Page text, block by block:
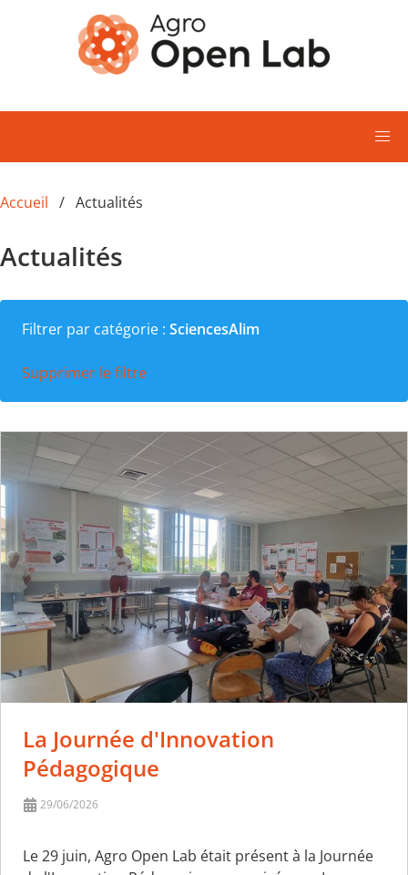
Aller au contenu principal
Accueil Actualités
Actualités
Filtrer par catégorie : SciencesAlim
Supprimer le filtre
La Journée d'Innovation
Pédagogique
29/06/2026
Le 29 juin, Agro Open Lab était présent à la Journée